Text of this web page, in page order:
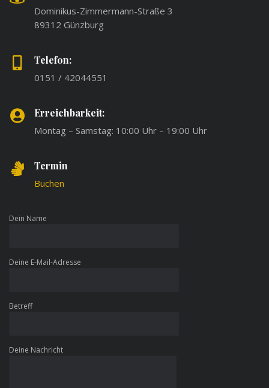
Dominikus-Zimmermann-Straße 3
89312 Günzburg
Telefon:
0151 / 42044551
Erreichbarkeit:
Montag – Samstag: 10:00 Uhr – 19:00 Uhr
Termin
Buchen
Dein Name
Deine E-Mail-Adresse
Betreff
Deine Nachricht